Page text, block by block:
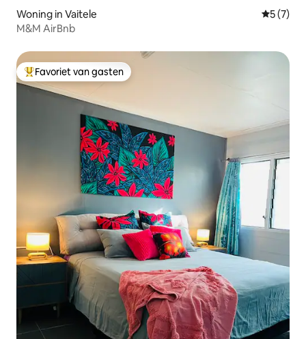
Woning in Vaitele
5 (7)
M&M AirBnb
Topfavoriet van gasten
Favoriet van gasten